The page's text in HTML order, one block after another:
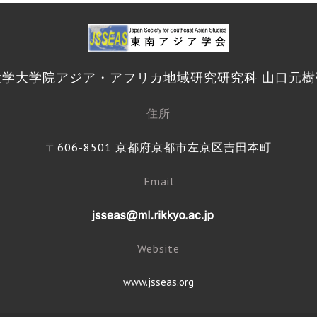
大学院アジア・アフリカ地域研究研究科 山口元
住所
〒606-8501 京都府京都市左京区吉田本町
Email
Website
www.jsseas.org